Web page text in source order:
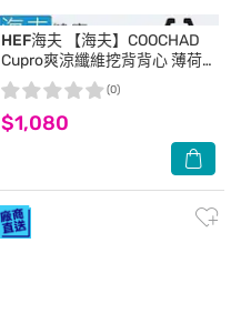
HEF海夫 【海夫】COOCHAD
Cupro爽涼纖維挖背背心 薄荷
綠(Cupro158-008)_L
$1,080
(0)